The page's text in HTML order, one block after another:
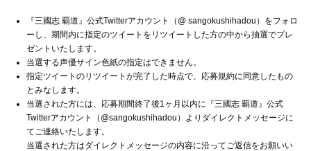
『三國志 覇道』公式Twitterアカウント（@ sangokushihadou）をフォロ
ーし、期間内に指定のツイートをリツイートした方の中から抽選でプレ
ゼントいたします。
当選する声優サイン色紙の指定はできません。
指定ツイートのリツイートが完了した時点で、応募規約に同意したもの
とみなします。
当選された方には、応募期間終了後1ヶ月以内に『三國志 覇道』公式
Twitterアカウント（@sangokushihadou）よりダイレクトメッセージに
てご連絡いたします。
当選された方はダイレクトメッセージの内容に沿ってご返信をお願いい